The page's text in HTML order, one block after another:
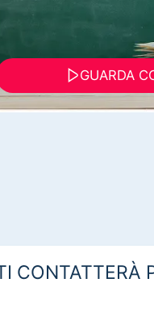
GUARDA
CONTATTERÀ